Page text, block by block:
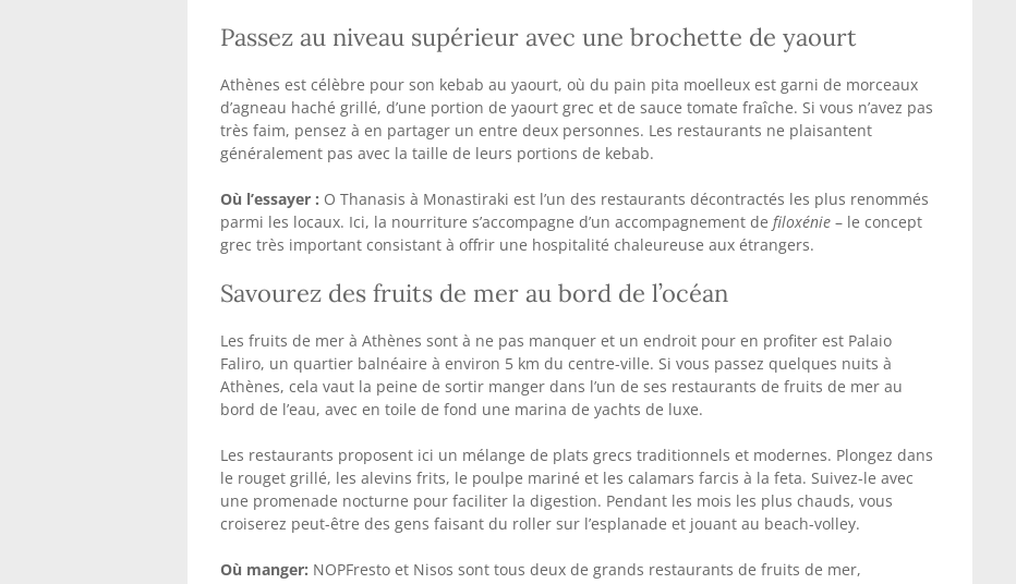
Passez au niveau supérieur avec une brochette de yaourt
Athènes est célèbre pour son kebab au yaourt, où du pain pita moelleux est garni de morceaux
d’agneau haché grillé, d’une portion de yaourt grec et de sauce tomate fraîche. Si vous n’avez pas
très faim, pensez à en partager un entre deux personnes. Les restaurants ne plaisantent
généralement pas avec la taille de leurs portions de kebab.
Où l’essayer : O Thanasis à Monastiraki est l’un des restaurants décontractés les plus renommés
parmi les locaux. Ici, la nourriture s’accompagne d’un accompagnement de filoxénie – le concept
grec très important consistant à offrir une hospitalité chaleureuse aux étrangers.
Savourez des fruits de mer au bord de l’océan
Les fruits de mer à Athènes sont à ne pas manquer et un endroit pour en profiter est Palaio
Faliro, un quartier balnéaire à environ 5 km du centre-ville. Si vous passez quelques nuits à
Athènes, cela vaut la peine de sortir manger dans l’un de ses restaurants de fruits de mer au
bord de l’eau, avec en toile de fond une marina de yachts de luxe.
Les restaurants proposent ici un mélange de plats grecs traditionnels et modernes. Plongez dans
le rouget grillé, les alevins frits, le poulpe mariné et les calamars farcis à la feta. Suivez-le avec
une promenade nocturne pour faciliter la digestion. Pendant les mois les plus chauds, vous
croiserez peut-être des gens faisant du roller sur l’esplanade et jouant au beach-volley.
Où manger: NOPFresto et Nisos sont tous deux de grands restaurants de fruits de mer,